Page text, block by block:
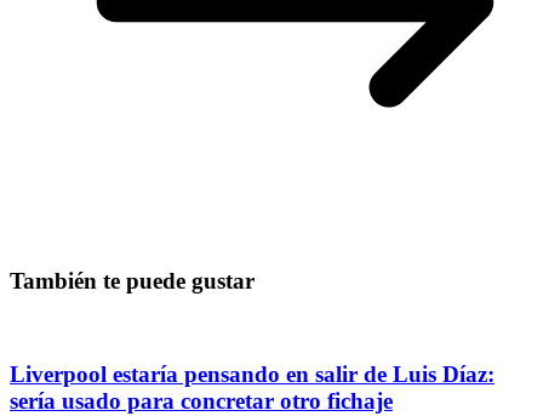
También te puede gustar
Liverpool estaría pensando en salir de Luis Díaz:
sería usado para concretar otro fichaje